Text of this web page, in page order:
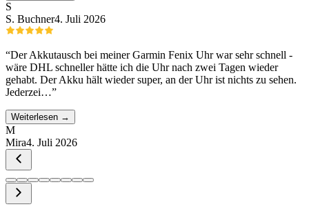
S
S. Buchner4. Juli 2026
“Der Akkutausch bei meiner Garmin Fenix Uhr war sehr schnell -
wäre DHL schneller hätte ich die Uhr nach zwei Tagen wieder
gehabt. Der Akku hält wieder super, an der Uhr ist nichts zu sehen.
Jederzei…”
Weiterlesen →
M
Mira4. Juli 2026